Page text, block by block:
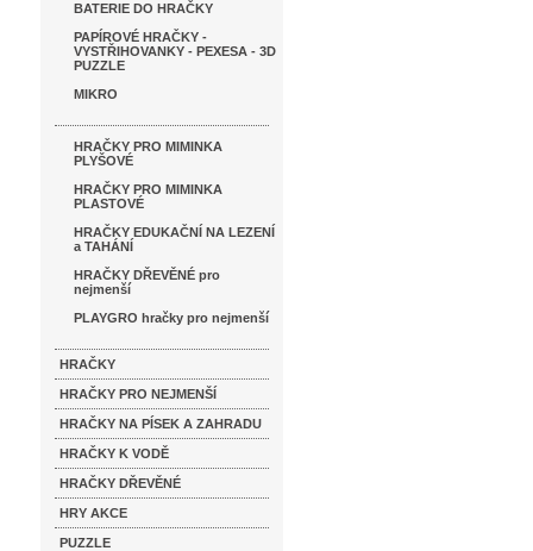
BATERIE DO HRAČKY
PAPÍROVÉ HRAČKY -
VYSTŘIHOVANKY - PEXESA - 3D
PUZZLE
MIKRO
HRAČKY PRO MIMINKA
PLYŠOVÉ
HRAČKY PRO MIMINKA
PLASTOVÉ
HRAČKY EDUKAČNÍ NA LEZENÍ
a TAHÁNÍ
HRAČKY DŘEVĚNÉ pro
nejmenší
PLAYGRO hračky pro nejmenší
HRAČKY
HRAČKY PRO NEJMENŠÍ
HRAČKY NA PÍSEK A ZAHRADU
HRAČKY K VODĚ
HRAČKY DŘEVĚNÉ
HRY AKCE
PUZZLE